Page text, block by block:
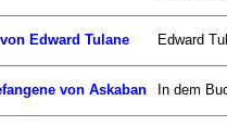
Edward Tulane Edward
von Askaban In dem